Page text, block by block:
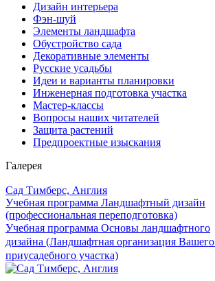
Дизайн интерьера
Фэн-шуй
Элементы ландшафта
Обустройство сада
Декоративные элементы
Русские усадьбы
Идеи и варианты планировки
Инженерная подготовка участка
Мастер-классы
Вопросы наших читателей
Защита растений
Предпроектные изыскания
Галерея
Сад Тимберс, Англия
Учебная программа Ландшафтный дизайн
(профессиональная переподготовка)
Учебная программа Основы ландшафтного
дизайна (Ландшафтная организация Вашего
приусадебного участка)